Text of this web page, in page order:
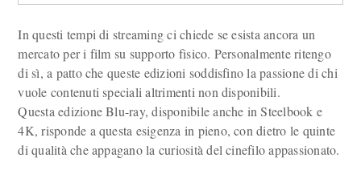
In questi tempi di streaming ci chiede se esista ancora un
mercato per i film su supporto fisico. Personalmente ritengo
di sì, a patto che queste edizioni soddisfino la passione di chi
vuole contenuti speciali altrimenti non disponibili.
Questa edizione Blu-ray, disponibile anche in Steelbook e
4K, risponde a questa esigenza in pieno, con dietro le quinte
di qualità che appagano la curiosità del cinefilo appassionato.